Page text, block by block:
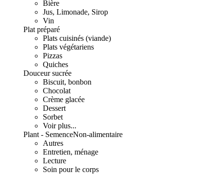
Bière
Jus, Limonade, Sirop
Vin
Plat préparé
Plats cuisinés (viande)
Plats végétariens
Pizzas
Quiches
Douceur sucrée
Biscuit, bonbon
Chocolat
Crème glacée
Dessert
Sorbet
Voir plus...
Plant - SemenceNon-alimentaire
Autres
Entretien, ménage
Lecture
Soin pour le corps